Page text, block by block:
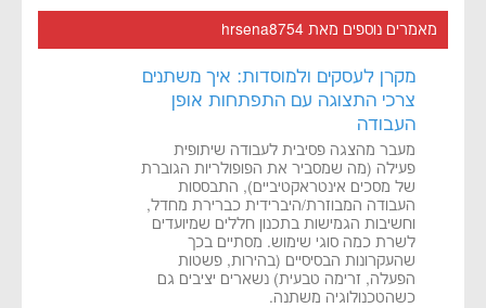
מאמרים נוספים מאת hrsena8754
מקרן לעסקים ולמוסדות: איך משתנים
צרכי התצוגה עם התפתחות אופן
העבודה
מעבר מהצגה פסיבית לעבודה שיתופית
פעילה (מה שמסביר את הפופולריות הגוברת
של מסכים אינטראקטיביים), התבססות
העבודה המבוזרת/היברידית כברירת מחדל,
וחשיבות הגמישות בתכנון חללים שמיועדים
לשרת כמה סוגי שימוש. מסתיים בכך
שהעקרונות הבסיסיים (בהירות, פשטות
הפעלה, זרימה טבעית) נשארים יציבים גם
כשהטכנולוגיה משתנה.